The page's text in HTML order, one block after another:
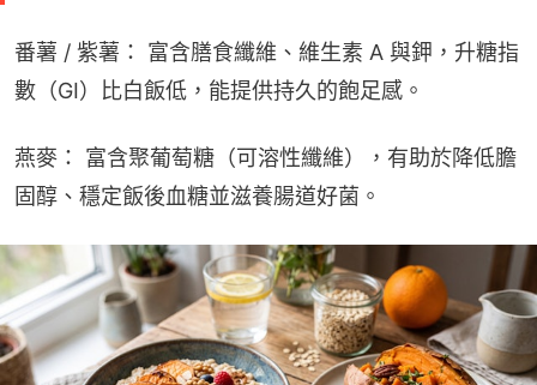
番薯 / 紫薯： 富含膳食纖維、維生素 A 與鉀，升糖指
數（GI）比白飯低，能提供持久的飽足感。
燕麥： 富含聚葡萄糖（可溶性纖維），有助於降低膽
固醇、穩定飯後血糖並滋養腸道好菌。